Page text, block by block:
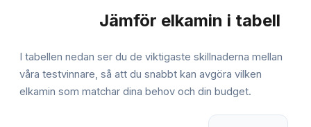
Jämför elkamin i tabell
I tabellen nedan ser du de viktigaste skillnaderna mellan
våra testvinnare, så att du snabbt kan avgöra vilken
elkamin som matchar dina behov och din budget.